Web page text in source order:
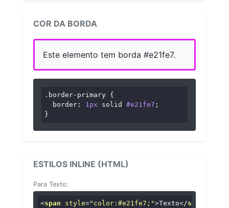
COR DA BORDA
Este elemento tem borda #e21fe7.
.border-primary {
border : 1px solid #e21fe7 ;
}
ESTILOS INLINE (HTML)
Para Texto:
<span style="color:#e21fe7;">Texto</span